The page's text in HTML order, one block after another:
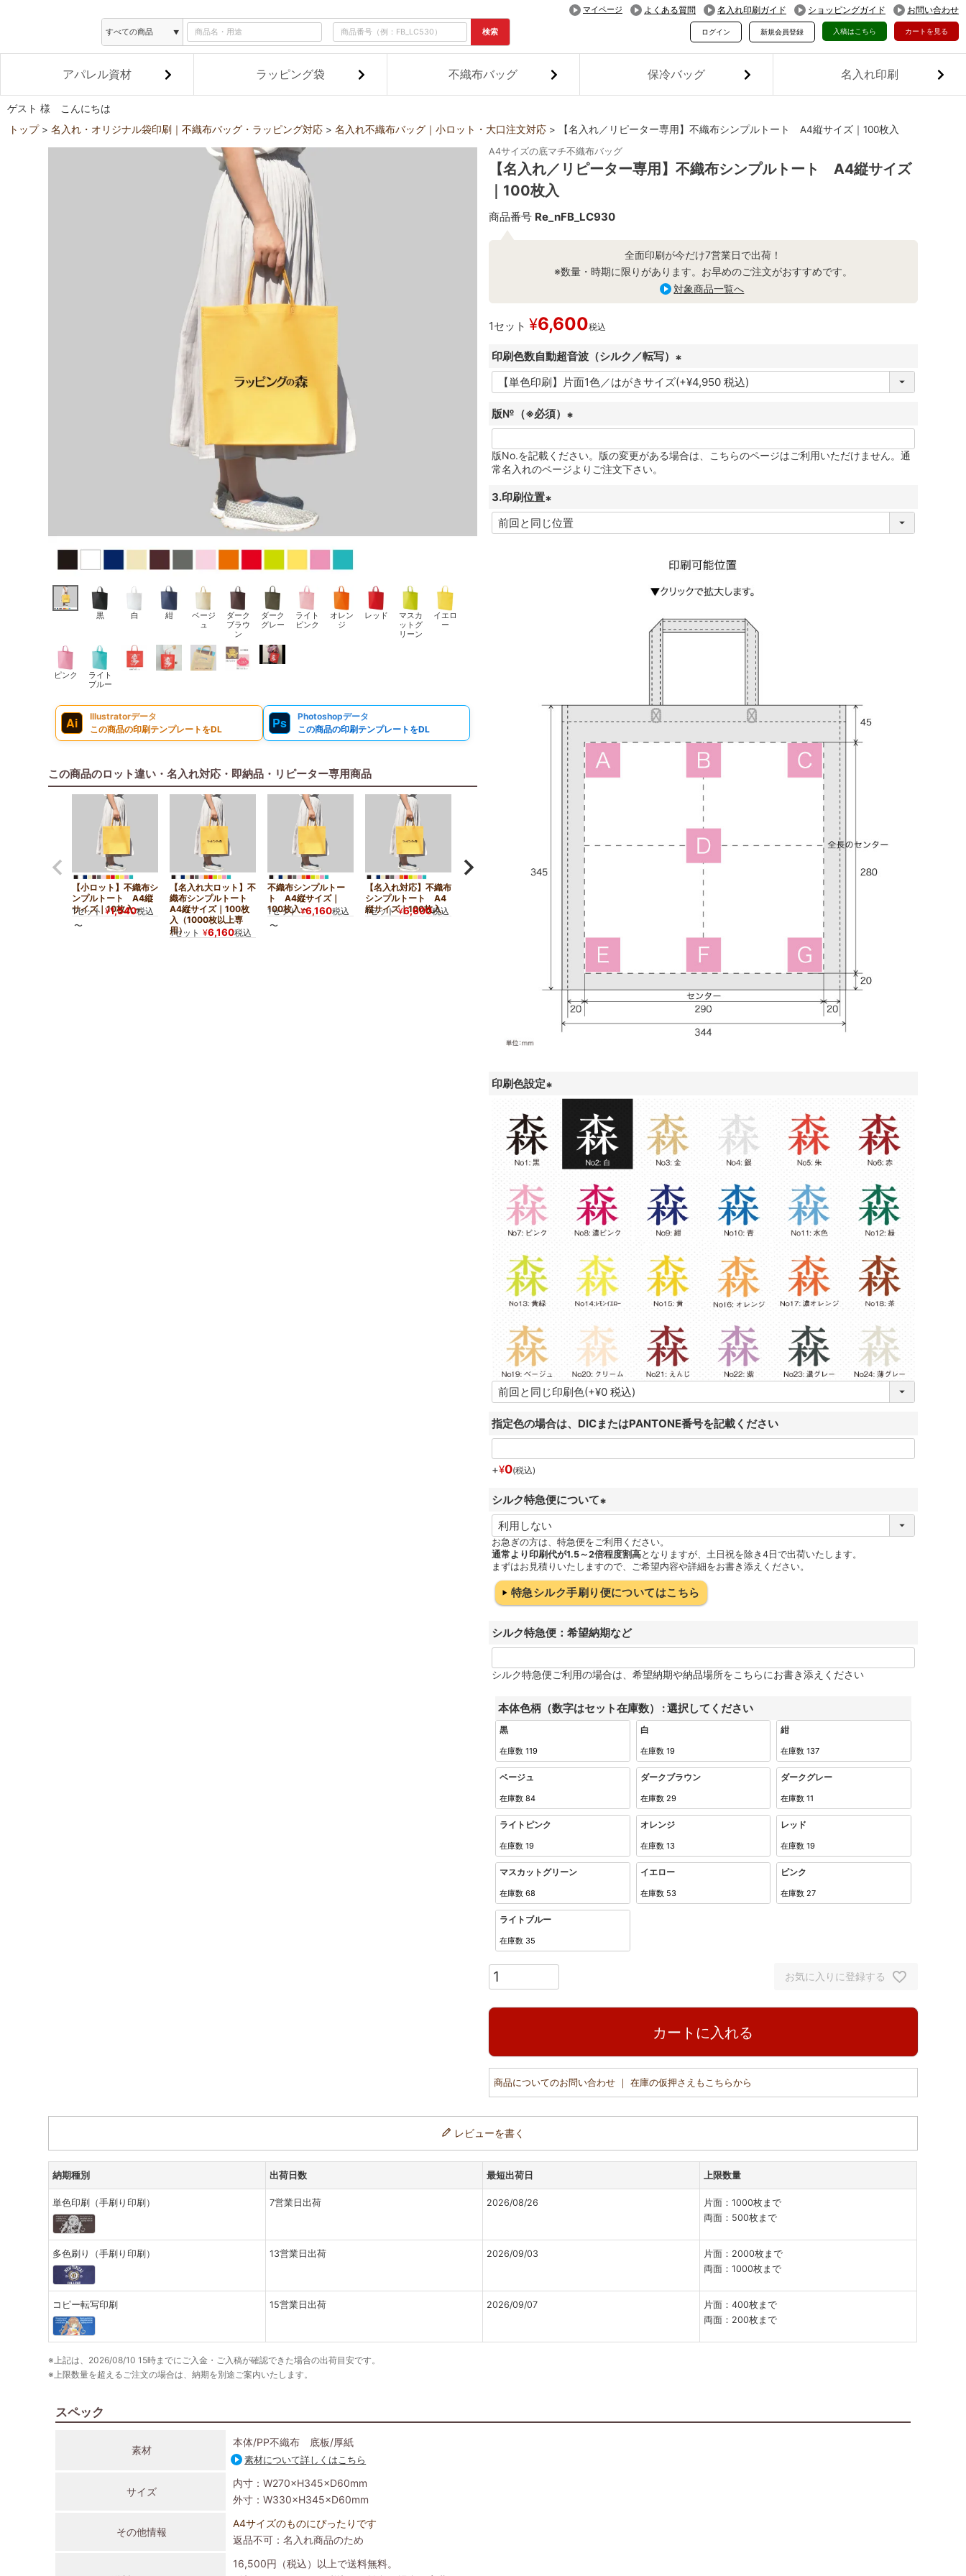
検索
マイページ よくある質問 名入れ印刷ガイド ショッピングガイド お問い合わせ
カートを見る
入稿はこちら
ログイン 新規会員登録
アパレル資材 ラッピング袋 不織布バッグ 保冷バッグ 名入れ印刷
ゲスト 様 こんにちは
トップ 名入れ・オリジナル袋印刷｜不織布バッグ・ラッピング対応 名入れ不織布バッグ｜小ロット・大口注文対応 【名入れ／リピーター専用】不織布シンプルトート A4縦サイズ｜100枚入
黒 白 紺
ベージ
ュ
ダーク
ブラウ
ン
ダーク
グレー
ライト
ピンク
オレン
ジ
レッド
マスカ
ットグ
リーン
イエロ
ー
ピンク
ライト
ブルー
Ai
Illustratorデータ
この商品の印刷テンプレートをDL
Ps
Photoshopデータ
この商品の印刷テンプレートをDL
この商品のロット違い・名入れ対応・即納品・リピーター専用商品
【小ロット】不織布シ
ンプルトート A4縦
サイズ｜10枚入～
1セット ¥1,540税込
〜
【名入れ大ロット】不
織布シンプルトート
A4縦サイズ｜100枚
入（1000枚以上専
用）
1セット ¥6,160税込
不織布シンプルトー
ト A4縦サイズ｜
100枚入～
1セット ¥6,160税込
〜
【名入れ対応】不織布
シンプルトート A4
縦サイズ｜100枚入
1セット ¥6,600税込
A4サイズの底マチ不織布バッグ
【名入れ／リピーター専用】不織布シンプルトート A4縦サイズ
｜100枚入
商品番号 Re_nFB_LC930
全面印刷が今だけ7営業日で出荷！
※数量・時期に限りがあります。お早めのご注文がおすすめです。
対象商品一覧へ
1セット ¥6,600税込
印刷色数自動超音波（シルク／転写）
(
必
)
版№（※必須）
必
須
版No.を記載ください。版の変更がある場合は、こちらのページはご利用いただけません。通
常名入れのページよりご注文下さい。
3.印刷位置
(
必
印刷色設定
須
指定色の場合は、DICまたはPANTONE番号を記載ください
+¥0 税込
シルク特急便について
必
須
お急ぎの方は、特急便をご利用ください。
通常より印刷代が1.5～2倍程度割高となりますが、土日祝を除き4日で出荷いたします。
まずはお見積りいたしますので、ご希望内容や詳細をお書き添えください。
特急シルク手刷り便についてはこちら
シルク特急便：希望納期など
シルク特急便ご利用の場合は、希望納期や納品場所をこちらにお書き添えください
本体色柄（数字はセット在庫数） 選択してください
黒
在庫数 119
白
在庫数 19
紺
在庫数 137
ベージュ
在庫数 84
ダークブラウン
在庫数 29
ダークグレー
在庫数 11
ライトピンク
在庫数 19
オレンジ
在庫数 13
レッド
在庫数 19
マスカットグリーン
在庫数 68
イエロー
在庫数 53
ピンク
在庫数 27
ライトブルー
在庫数 35
お気に入りに登録する
カートに入れる
商品についてのお問い合わせ ｜ 在庫の仮押さえもこちらから
レビューを書く
納期種別 出荷日数 最短出荷日 上限数量
単色印刷（手刷り印刷） 7営業日出荷 2026/08/26
片面：1000枚まで
両面：500枚まで
多色刷り（手刷り印刷） 13営業日出荷 2026/09/03
片面：2000枚まで
両面：1000枚まで
コピー転写印刷 15営業日出荷 2026/09/07
片面：400枚まで
両面：200枚まで
※上記は、2026/08/10 15時までにご入金・ご入稿が確認できた場合の出荷目安です。
※上限数量を超えるご注文の場合は、納期を別途ご案内いたします。
スペック
素材
本体/PP不織布 底板/厚紙
素材について詳しくはこちら
サイズ
内寸：W270×H345×D60mm
外寸：W330×H345×D60mm
その他情報
A4サイズのものにぴったりです
返品不可：名入れ商品のため
16,500円（税込）以上で送料無料。